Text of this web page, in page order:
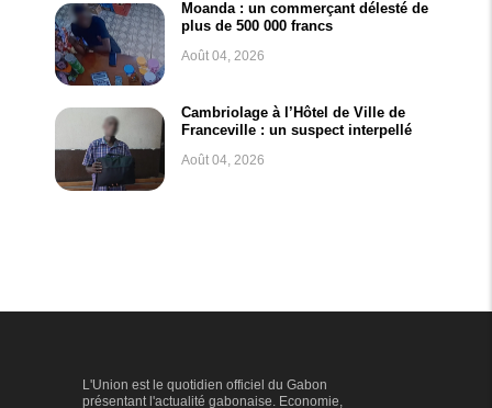
Moanda : un commerçant délesté de
plus de 500 000 francs
Août 04, 2026
Cambriolage à l’Hôtel de Ville de
Franceville : un suspect interpellé
Août 04, 2026
L'Union est le quotidien officiel du Gabon
présentant l'actualité gabonaise. Economie,